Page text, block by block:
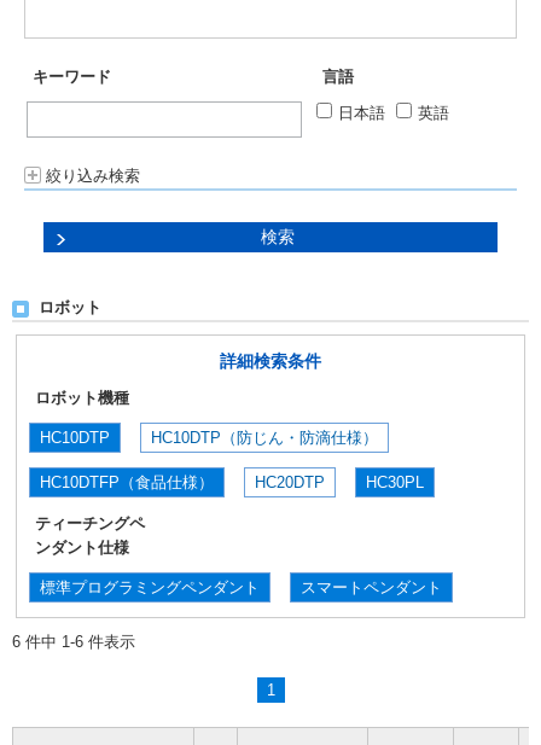
キーワード
言語
日本語
英語
絞り込み検索
ロボット
詳細検索条件
ロボット機種
HC10DTP HC10DTP（防じん・防滴仕様）
HC10DTFP（食品仕様） HC20DTP HC30PL
ティーチングペ
ンダント仕様
標準プログラミングペンダント スマートペンダント
6 件中 1-6 件表示
1